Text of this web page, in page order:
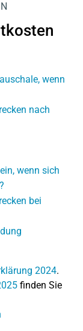
wenn
nach
wenn sich
bei
2024.
finden Sie